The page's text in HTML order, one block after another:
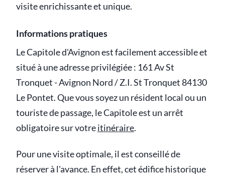
visite enrichissante et unique.
Informations pratiques
Le Capitole d'Avignon est facilement accessible et
situé à une adresse privilégiée : 161 Av St
Tronquet - Avignon Nord / Z.I. St Tronquet 84130
Le Pontet. Que vous soyez un résident local ou un
touriste de passage, le Capitole est un arrêt
obligatoire sur votreitinéraire.
Pour une visite optimale, il est conseillé de
réserver à l'avance. En effet, cet édifice historique